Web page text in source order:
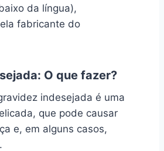
da língua),
fabricante do
O que fazer?
indesejada é uma
que pode causar
e, em alguns casos,